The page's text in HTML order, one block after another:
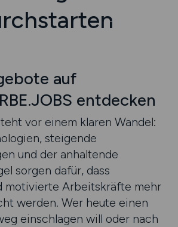
auf
entdecken
vor einem klaren Wandel:
steigende
und der anhaltende
sorgen dafür, dass
motivierte Arbeitskräfte mehr
werden. Wer heute einen
einschlagen will oder nach